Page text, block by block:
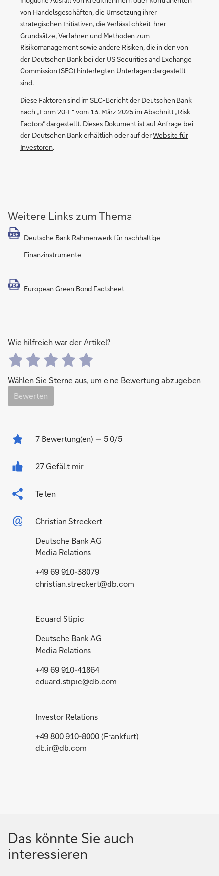
von Handelsgeschäften, die Umsetzung ihrer
strategischen Initiativen, die Verlässlichkeit ihrer
Grundsätze, Verfahren und Methoden zum
Risikomanagement sowie andere Risiken, die in den von
der Deutschen Bank bei der US Securities and Exchange
Commission (SEC) hinterlegten Unterlagen dargestellt
sind.
Diese Faktoren sind im SEC-Bericht der Deutschen Bank
nach „Form 20-F“ vom 13. März 2025 im Abschnitt „Risk
Factors“ dargestellt. Dieses Dokument ist auf Anfrage bei
der Deutschen Bank erhältlich oder auf derWebsite für
Investoren.
Weitere Links zum Thema
PDF
Deutsche Bank Rahmenwerk für nachhaltige
Finanzinstrumente
PDF European Green Bond Factsheet
Wie hilfreich war der Artikel?
Wählen Sie Sterne aus, um eine Bewertung abzugeben
Bewerten
7 Bewertung(en) — 5.0/5
27 Gefällt mir
Teilen
Christian Streckert
Deutsche Bank AG
Media Relations
+49 69 910-38079
christian.streckert@db.com
Eduard Stipic
Deutsche Bank AG
Media Relations
+49 69 910-41864
eduard.stipic@db.com
Investor Relations
+49 800 910-8000 (Frankfurt)
db.ir@db.com
Das könnte Sie auch
interessieren